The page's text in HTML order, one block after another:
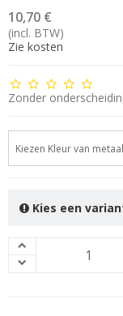
10,70 €
(incl. BTW)
Zie kosten
Zonder
Kiezen Kleur van metaal
Kies een